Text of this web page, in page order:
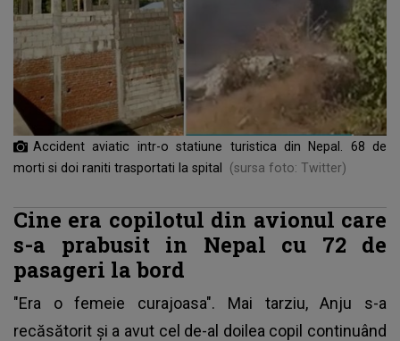
Accident aviatic intr-o statiune turistica din Nepal. 68 de
morti si doi raniti trasportati la spital
(sursa foto: Twitter)
Cine era copilotul din avionul care
s-a prabusit in Nepal cu 72 de
pasageri la bord
"Era o femeie curajoasa". Mai tarziu, Anju s-a
recăsătorit și a avut cel de-al doilea copil continuând